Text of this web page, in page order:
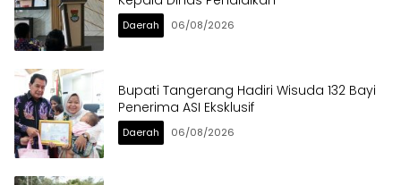
Daerah 06/08/2026
Bupati Tangerang Hadiri Wisuda 132 Bayi
Penerima ASI Eksklusif
Daerah 06/08/2026